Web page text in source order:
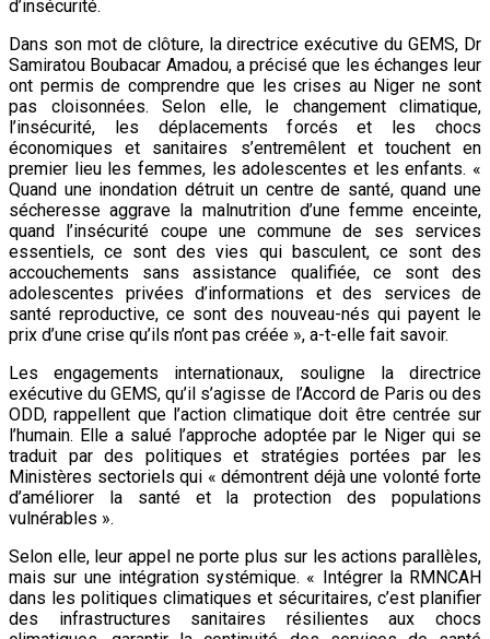
d’insécurité.
Dans son mot de clôture, la directrice exécutive du GEMS, Dr
Samiratou Boubacar Amadou, a précisé que les échanges leur
ont permis de comprendre que les crises au Niger ne sont
pas cloisonnées. Selon elle, le changement climatique,
l’insécurité, les déplacements forcés et les chocs
économiques et sanitaires s’entremêlent et touchent en
premier lieu les femmes, les adolescentes et les enfants. «
Quand une inondation détruit un centre de santé, quand une
sécheresse aggrave la malnutrition d’une femme enceinte,
quand l’insécurité coupe une commune de ses services
essentiels, ce sont des vies qui basculent, ce sont des
accouchements sans assistance qualifiée, ce sont des
adolescentes privées d’informations et des services de
santé reproductive, ce sont des nouveau-nés qui payent le
prix d’une crise qu’ils n’ont pas créée », a-t-elle fait savoir.
Les engagements internationaux, souligne la directrice
exécutive du GEMS, qu’il s’agisse de l’Accord de Paris ou des
ODD, rappellent que l’action climatique doit être centrée sur
l’humain. Elle a salué l’approche adoptée par le Niger qui se
traduit par des politiques et stratégies portées par les
Ministères sectoriels qui « démontrent déjà une volonté forte
d’améliorer la santé et la protection des populations
vulnérables ».
Selon elle, leur appel ne porte plus sur les actions parallèles,
mais sur une intégration systémique. « Intégrer la RMNCAH
dans les politiques climatiques et sécuritaires, c’est planifier
des infrastructures sanitaires résilientes aux chocs